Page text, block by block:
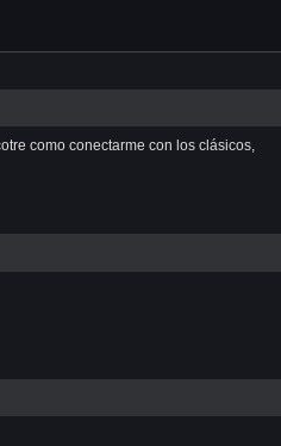
como conectarme con los clásicos,